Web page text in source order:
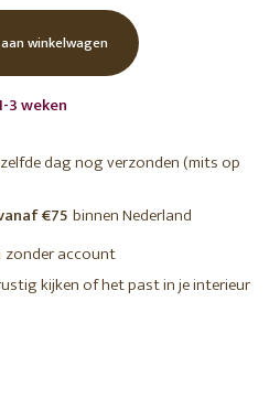
winkelwagen
3 weken
dag nog verzonden (mits op
€75 binnen Nederland
zonder account
kijken of het past in je interieur